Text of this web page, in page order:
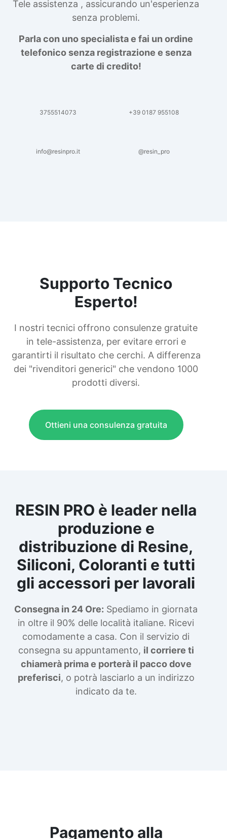
Tele assistenza , assicurando un'esperienza
senza problemi.
Parla con uno specialista e fai un ordine
telefonico senza registrazione e senza
carte di credito!
3755514073 +39 0187 955108
info@resinpro.it @resin_pro
Supporto Tecnico
Esperto!
I nostri tecnici offrono consulenze gratuite
in tele-assistenza, per evitare errori e
garantirti il risultato che cerchi. A differenza
dei "rivenditori generici" che vendono 1000
prodotti diversi.
Ottieni una consulenza gratuita
RESIN PRO è leader nella
produzione e
distribuzione di Resine,
Siliconi, Coloranti e tutti
gli accessori per lavorali
Consegna in 24 Ore: Spediamo in giornata
in oltre il 90% delle località italiane. Ricevi
comodamente a casa. Con il servizio di
consegna su appuntamento, il corriere ti
chiamerà prima e porterà il pacco dove
preferisci, o potrà lasciarlo a un indirizzo
indicato da te.
Pagamento alla